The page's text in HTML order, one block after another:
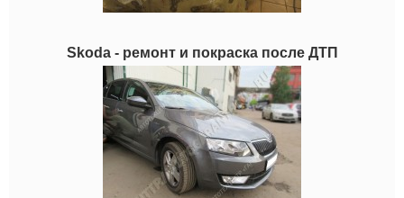
Skoda - ремонт и покраска после ДТП